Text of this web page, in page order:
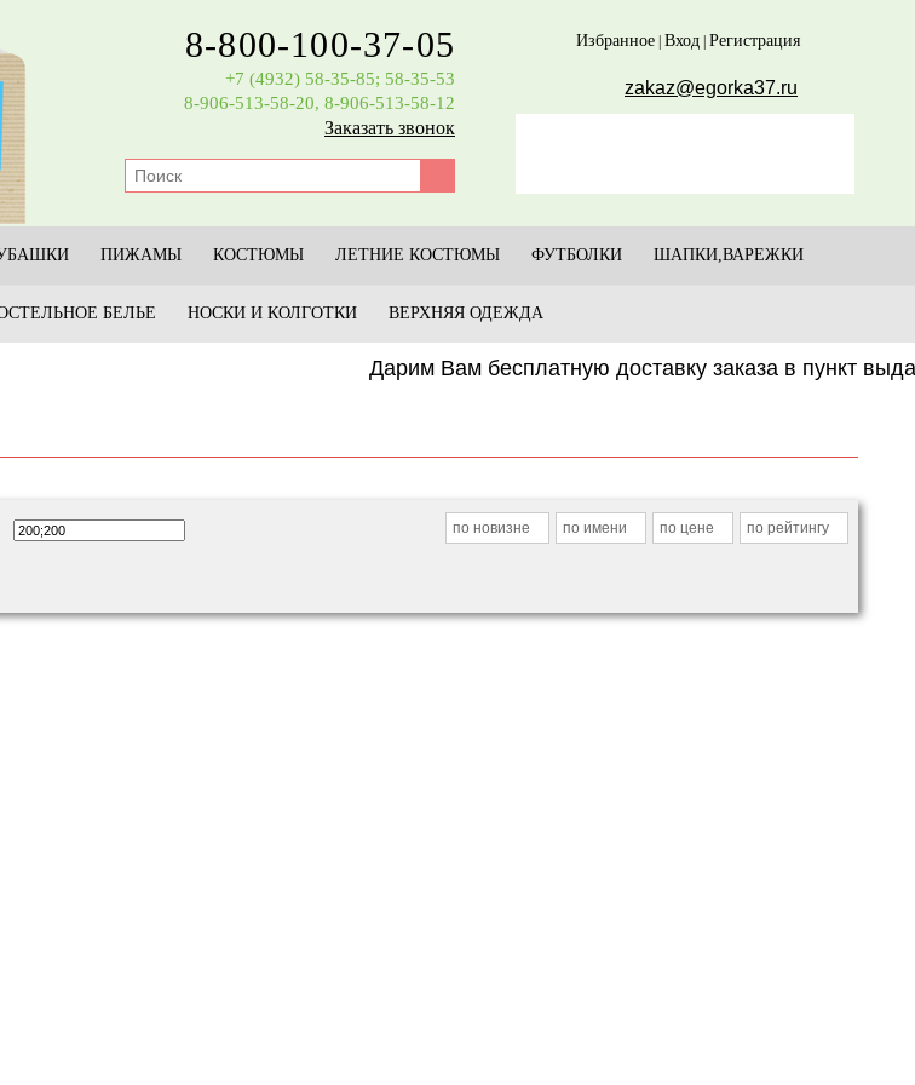
8-800-100-37-05
+7 (4932) 58-35-85; 58-35-53
8-906-513-58-20, 8-906-513-58-12
Заказать звонок
zakaz@egorka37.ru
Избранное Вход Регистрация
ПИЖАМЫ КОСТЮМЫ ЛЕТНИЕ КОСТЮМЫ ФУТБОЛКИ ШАПКИ,ВАРЕЖКИ
БЕЛЬЕ НОСКИ И КОЛГОТКИ ВЕРХНЯЯ ОДЕЖДА
Дарим Вам бесплатную доставку заказа в пункт
по новизне по имени по цене по рейтингу